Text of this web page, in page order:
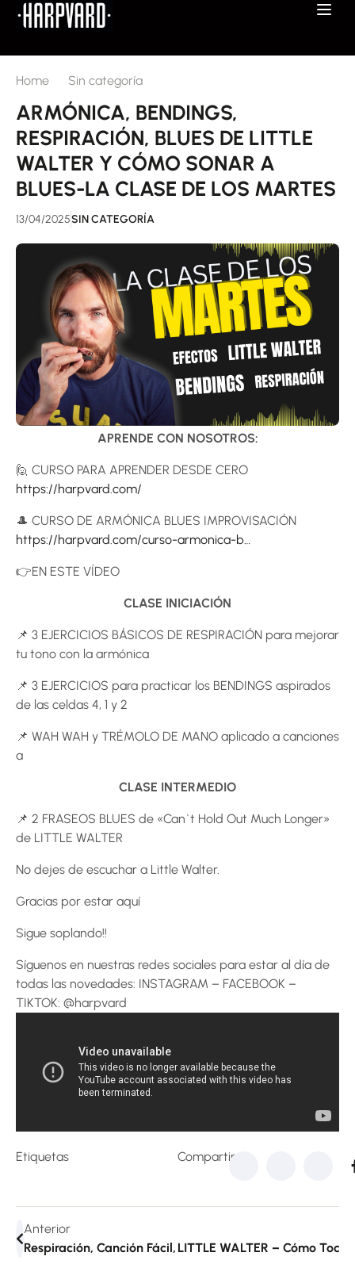
Home Sin categoría
ARMÓNICA, BENDINGS,
RESPIRACIÓN, BLUES DE LITTLE
WALTER Y CÓMO SONAR A
BLUES-LA CLASE DE LOS MARTES
13/04/2025SIN CATEGORÍA
APRENDE CON NOSOTROS:
🙋 CURSO PARA APRENDER DESDE CERO
https://harpvard.com/
🎩 CURSO DE ARMÓNICA BLUES IMPROVISACIÓN
https://harpvard.com/curso-armonica-b…
👉EN ESTE VÍDEO
CLASE INICIACIÓN
📌 3 EJERCICIOS BÁSICOS DE RESPIRACIÓN para mejorar
tu tono con la armónica
📌 3 EJERCICIOS para practicar los BENDINGS aspirados
de las celdas 4, 1 y 2
📌 WAH WAH y TRÉMOLO DE MANO aplicado a canciones
a
CLASE INTERMEDIO
📌 2 FRASEOS BLUES de «Can`t Hold Out Much Longer»
de LITTLE WALTER
No dejes de escuchar a Little Walter.
Gracias por estar aquí
Sigue soplando!!
Síguenos en nuestras redes sociales para estar al día de
todas las novedades: INSTAGRAM – FACEBOOK –
TIKTOK: @harpvard
Etiquetas Compartir:
Anterior
Respiración, Canción Fácil, Bendings, Acomp. Blues Y
LITTLE WALTER – Cómo